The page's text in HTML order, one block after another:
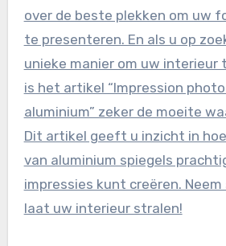
over de beste plekken om uw
te presenteren. En als u op
unieke manier om uw interieur
is het artikel “Impression
aluminium” zeker de moeite
Dit artikel geeft u inzicht in
van aluminium spiegels
impressies kunt creëren.
laat uw interieur stralen!